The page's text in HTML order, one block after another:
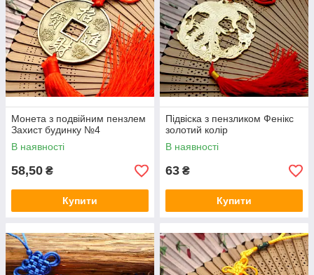
Монета з подвійним пензлем
Захист будинку №4
В наявності
58,50 ₴
Купити
Підвіска з пензликом Фенікс
золотий колір
В наявності
63 ₴
Купити